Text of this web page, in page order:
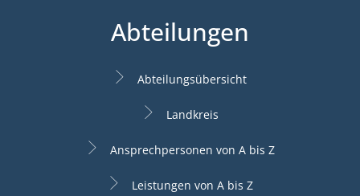
Abteilungen
Abteilungsübersicht
Landkreis
Ansprechpersonen von A bis Z
Leistungen von A bis Z